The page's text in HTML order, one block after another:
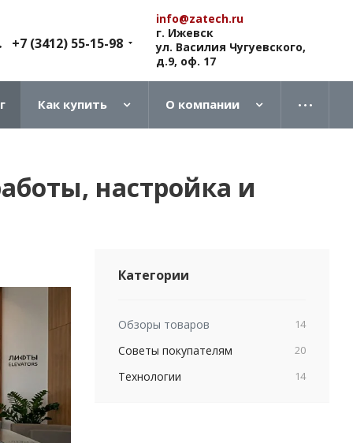
+7 (3412) 55-15-98
info@zatech.ru
г. Ижевск
ул. Василия Чугуевского,
д.9, оф. 17
Как купить О компании
настройка и
Категории
Обзоры товаров 14
Советы покупателям 20
Технологии 14